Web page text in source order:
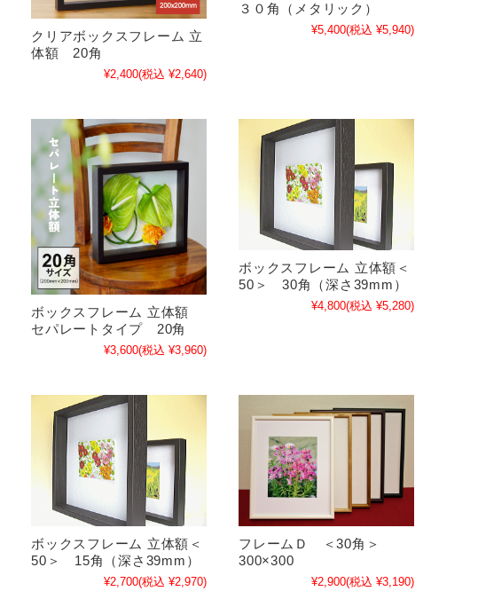
クリアボックスフレーム 立
体額 20角
¥2,400(税込 ¥2,640)
３０角（メタリック）
¥5,400(税込 ¥5,940)
ボックスフレーム 立体額
セパレートタイプ 20角
¥3,600(税込 ¥3,960)
ボックスフレーム 立体額＜
50＞ 30角（深さ39mm）
¥4,800(税込 ¥5,280)
ボックスフレーム 立体額＜
50＞ 15角（深さ39mm）
¥2,700(税込 ¥2,970)
フレームＤ ＜30角＞
300×300
¥2,900(税込 ¥3,190)